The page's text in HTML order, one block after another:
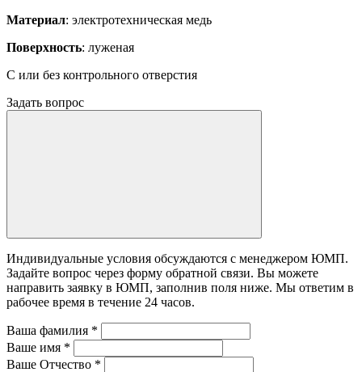
Материал: электротехническая медь
Поверхность: луженая
С или без контрольного отверстия
Задать вопрос
Индивидуальные условия обсуждаются с менеджером ЮМП.
Задайте вопрос через форму обратной связи. Вы можете
направить заявку в ЮМП, заполнив поля ниже. Mы ответим в
рабочее время в течение 24 часов.
Ваша фамилия *
Ваше имя *
Ваше Отчество *